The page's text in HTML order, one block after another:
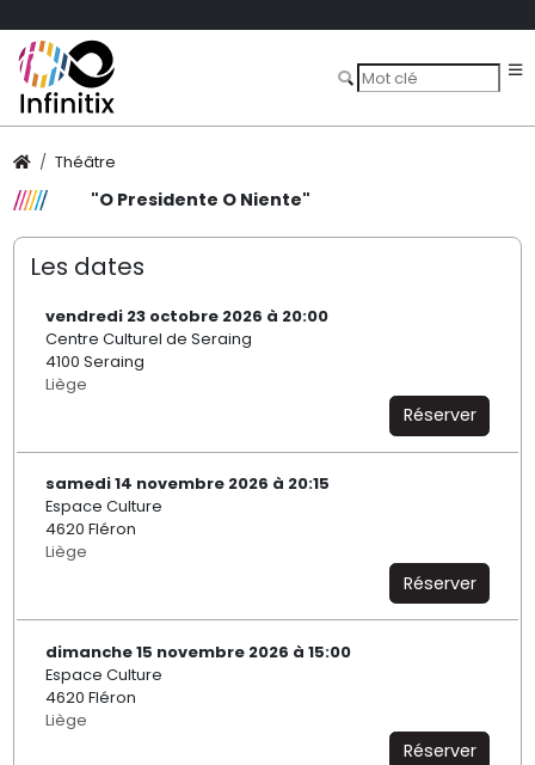
Théâtre
"O Presidente O Niente"
Les dates
vendredi 23 octobre 2026 à 20:00
Centre Culturel de Seraing
4100 Seraing
Liège
Réserver
samedi 14 novembre 2026 à 20:15
Espace Culture
4620 Fléron
Liège
Réserver
dimanche 15 novembre 2026 à 15:00
Espace Culture
4620 Fléron
Liège
Réserver